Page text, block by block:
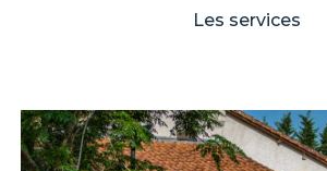
Les services
Plaisirs de l'eau